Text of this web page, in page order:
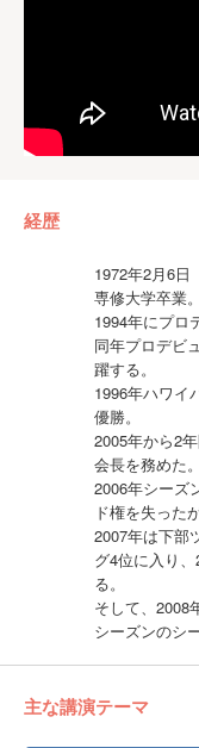
経歴
1972年2月6日
専修大学卒業。
1994年にプロ
同年プロデビ
躍する。
1996年ハワイ
優勝。
2005年から2
会長を務めた。
2006年シーズ
ド権を失ったが
2007年は下部
グ4位に入り
る。
そして、2008
シーズンのシ
主な講演テーマ